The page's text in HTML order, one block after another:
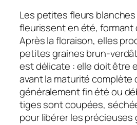
Les petites fleurs
fleurissent en été, formant
Après la floraison, elles
petites graines brun-
est délicate : elle doit être
avant la maturité complète
généralement fin été ou
tiges sont coupées,
pour libérer les précieuses